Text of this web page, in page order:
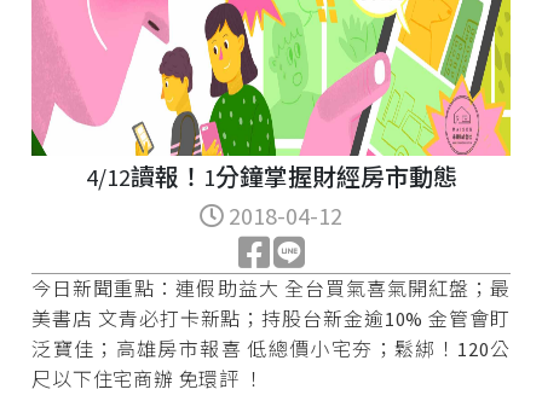
4/12讀報！1分鐘掌握財經房市動態
2018-04-12
今日新聞重點：連假助益大 全台買氣喜氣開紅盤；最
美書店 文青必打卡新點；持股台新金逾10% 金管會盯
泛寶佳；高雄房市報喜 低總價小宅夯；鬆綁！120公
尺以下住宅商辦 免環評 ！